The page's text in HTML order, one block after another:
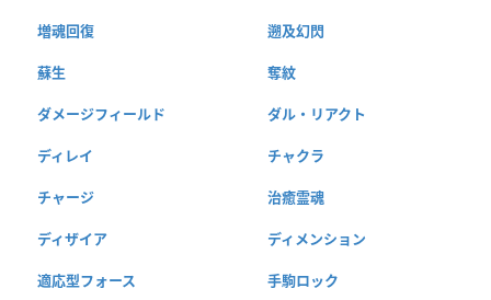
増魂回復 遡及幻閃
蘇生 奪紋
ダメージフィールド ダル・リアクト
ディレイ チャクラ
チャージ 治癒霊魂
ディザイア ディメンション
適応型フォース 手駒ロック